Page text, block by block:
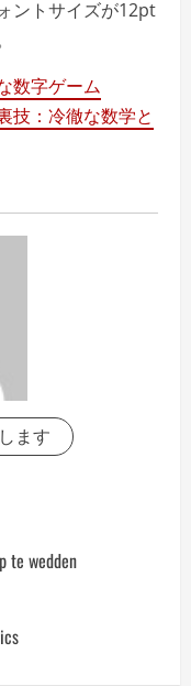
ントサイズが12pt
数字ゲーム
技：冷徹な数学と
ます
te wedden